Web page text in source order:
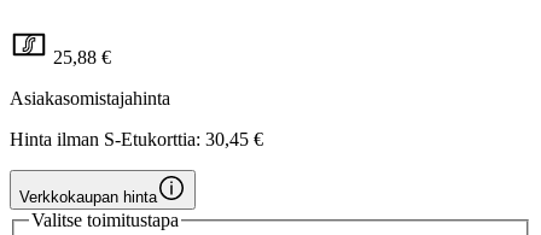
25,88 €
Asiakasomistajahinta
Hinta ilman S-Etukorttia: 30,45 €
Verkkokaupan hinta
Valitse toimitustapa